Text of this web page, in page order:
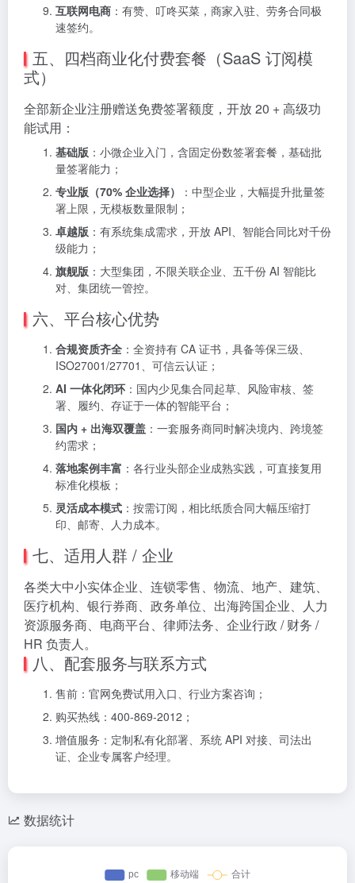
互联网电商 ：有赞、叮咚买菜，商家入驻、劳务合同极
速签约。
五、四档商业化付费套餐（SaaS 订阅模
式）
全部新企业注册赠送免费签署额度，开放 20 + 高级功
能试用：
基础版 ：小微企业入门，含固定份数签署套餐，基础批
量签署能力；
专业版（70% 企业选择）
：中型企业，大幅提升批量签
署上限，无模板数量限制；
卓越版 ：有系统集成需求，开放 API、智能合同比对千份
级能力；
旗舰版 ：大型集团，不限关联企业、五千份 AI 智能比
对、集团统一管控。
六、平台核心优势
合规资质齐全 ：全资持有 CA 证书，具备等保三级、
ISO27001/27701、可信云认证；
AI 一体化闭环 ：国内少见集合同起草、风险审核、签
署、履约、存证于一体的智能平台；
国内 + 出海双覆盖 ：一套服务商同时解决境内、跨境签
约需求；
落地案例丰富 ：各行业头部企业成熟实践，可直接复用
标准化模板；
灵活成本模式 ：按需订阅，相比纸质合同大幅压缩打
印、邮寄、人力成本。
七、适用人群 / 企业
各类大中小实体企业、连锁零售、物流、地产、建筑、
医疗机构、银行券商、政务单位、出海跨国企业、人力
资源服务商、电商平台、律师法务、企业行政 / 财务 /
HR 负责人。
八、配套服务与联系方式
售前：官网免费试用入口、行业方案咨询；
购买热线：400-869-2012；
增值服务：定制私有化部署、系统 API 对接、司法出
证、企业专属客户经理。
数据统计